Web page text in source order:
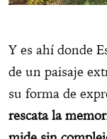
Y es ahí donde
de un paisaje
su forma de
rescata la